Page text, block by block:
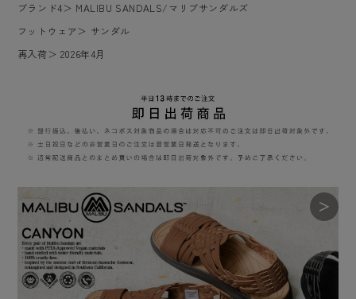
ブランド4＞ MALIBU SANDALS/マリブサンダルズ
フットウェア ＞ サンダル
再入荷＞ 2026年4月
＞